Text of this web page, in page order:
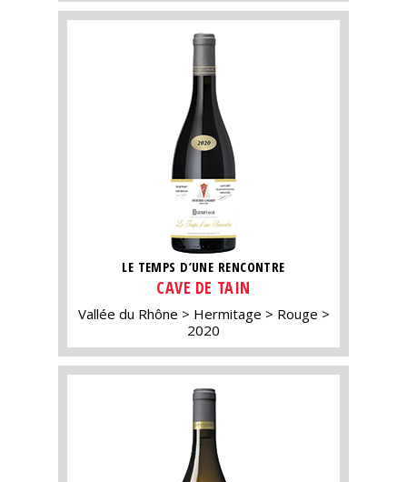
LE TEMPS D’UNE RENCONTRE
CAVE DE TAIN
Vallée du Rhône Hermitage
Rouge
2020